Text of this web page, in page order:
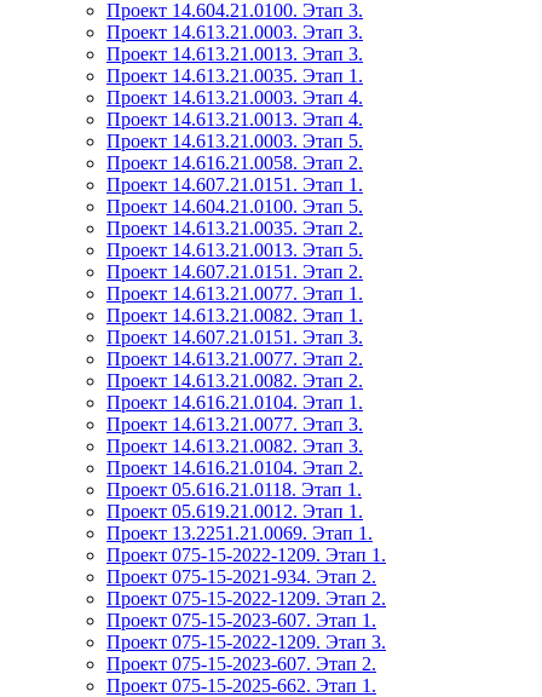
Проект 14.604.21.0100. Этап 3.
Проект 14.613.21.0003. Этап 3.
Проект 14.613.21.0013. Этап 3.
Проект 14.613.21.0035. Этап 1.
Проект 14.613.21.0003. Этап 4.
Проект 14.613.21.0013. Этап 4.
Проект 14.613.21.0003. Этап 5.
Проект 14.616.21.0058. Этап 2.
Проект 14.607.21.0151. Этап 1.
Проект 14.604.21.0100. Этап 5.
Проект 14.613.21.0035. Этап 2.
Проект 14.613.21.0013. Этап 5.
Проект 14.607.21.0151. Этап 2.
Проект 14.613.21.0077. Этап 1.
Проект 14.613.21.0082. Этап 1.
Проект 14.607.21.0151. Этап 3.
Проект 14.613.21.0077. Этап 2.
Проект 14.613.21.0082. Этап 2.
Проект 14.616.21.0104. Этап 1.
Проект 14.613.21.0077. Этап 3.
Проект 14.613.21.0082. Этап 3.
Проект 14.616.21.0104. Этап 2.
Проект 05.616.21.0118. Этап 1.
Проект 05.619.21.0012. Этап 1.
Проект 13.2251.21.0069. Этап 1.
Проект 075-15-2022-1209. Этап 1.
Проект 075-15-2021-934. Этап 2.
Проект 075-15-2022-1209. Этап 2.
Проект 075-15-2023-607. Этап 1.
Проект 075-15-2022-1209. Этап 3.
Проект 075-15-2023-607. Этап 2.
Проект 075-15-2025-662. Этап 1.